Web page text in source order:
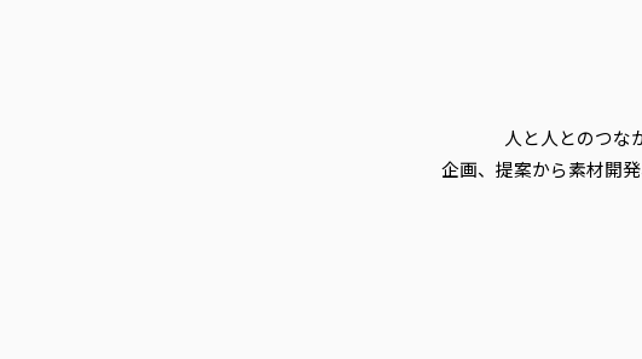
人と人とのつな
企画、提案から素材開